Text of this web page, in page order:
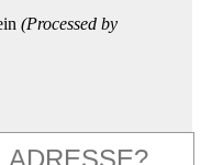
(Processed by